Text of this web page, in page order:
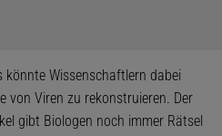
Wissenschaftlern dabei
von Viren zu rekonstruieren. Der
gibt Biologen noch immer Rätsel